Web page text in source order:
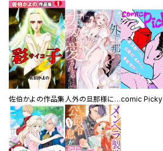
佐伯かよの作品集 人外の旦那様に娶られ毎晩ナカまで愛される…。アンソロジーcomic Picky